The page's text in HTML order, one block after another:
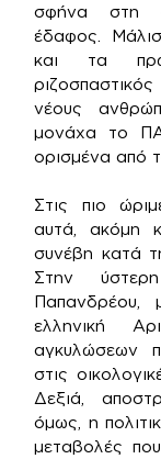
σφήνα στη
έδαφος.
και τα
νέους
μονάχα το
ορισμένα από
Στις πιο
αυτά, ακόμη
συνέβη κατά
Στην
Παπανδρέου,
ελληνική
αγκυλώσεων
στις
Δεξιά,
όμως, η
μεταβολές